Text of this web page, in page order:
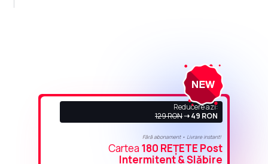
Fără abonament • Livrare instant!
Reducere azi:
129 RON➝ 49 RON
Cartea 180 REȚETE Post
Intermitent & Slăbire